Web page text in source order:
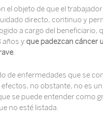
el objeto de que el
directo, continuo y
a cargo del beneficiario,
años y que padezcan cáncer
.
de enfermedades que se
efectos, no obstante, no es
se puede entender como
no esté listada.